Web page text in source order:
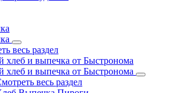
весь раздел
хлеб и выпечка от Быстронома
хлеб и выпечка от Быстронома
весь раздел